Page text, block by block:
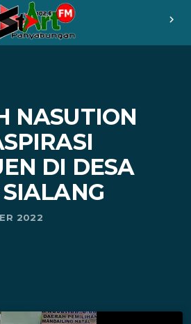
chevron_right
NASUTION
DI DESA
2022